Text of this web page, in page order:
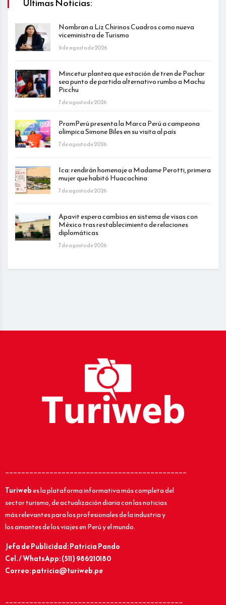
Últimas Noticias:
Nombran a Liz Chirinos Cuadros como nueva
viceministra de Turismo
9 de agosto de 2026
Mincetur plantea que estación de tren de Pachar
sea punto de partida alternativo rumbo a Machu
Picchu
7 de agosto de 2026
PromPerú presenta la Marca Perú a campeona
olímpica Simone Biles en su visita al país
7 de agosto de 2026
Ica: rendirán homenaje a Madame Perotti, primera
mujer que habitó Huacachina
7 de agosto de 2026
Apavit espera cambios en sistema de visas con
México tras restablecimiento de relaciones
diplomáticas
7 de agosto de 2026
_____________________________________________
Turiwebes la plataforma informativa más completa del
sector turismo, de actualización diaria con las noticias
más relevantes para los profesionales de la industria y
los amantes de los viajes en Perú y el mundo.
Jefa de Publicidad: Patricia Pando
Cel. / WhatsApp: (511) 986210180
Correo: patricia@turiweb.pe
____________________________________________